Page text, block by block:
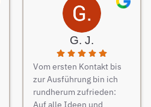
eingegangen und
Verständigungsprobleme
gab es auch keine, ganz
zu schweigen davon,
dass der Preis auch
unschlagbar war. Die 2
Männer, die vor Ort waren
und den Zaun aufgestellt
Projektes eine
reibungslose
Kommunikation. Sehr
freundlich und man ist
auch auf jeden Wunsch
eingegangen. Bei der
Montage der
Überdachung waren 4
G. J.
Vom ersten Kontakt bis
zur Ausführung bin ich
rundherum zufrieden:
Auf alle Ideen und